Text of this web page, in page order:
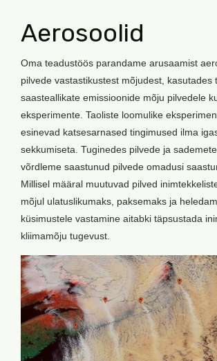
Aerosoolid
Oma teadustöös parandame arusaamist
pilvede vastastikustest mõjudest, kasutades
saasteallikate emissioonide mõju pilvedele
eksperimente. Taoliste loomulike
esinevad katsesarnased tingimused ilma
sekkumiseta. Tuginedes pilvede ja
võrdleme saastunud pilvede omadusi
Millisel määral muutuvad pilved
mõjul ulatuslikumaks, paksemaks ja
küsimustele vastamine aitabki täpsustada
kliimamõju tugevust.